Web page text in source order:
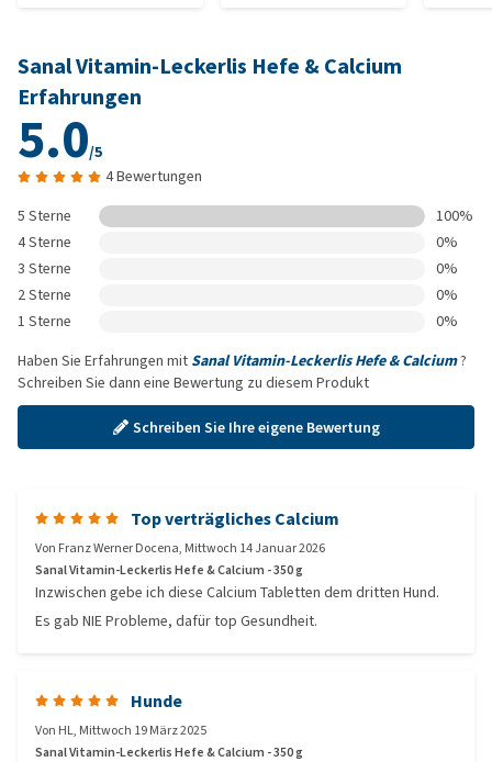
Sanal Vitamin-Leckerlis Hefe & Calcium
Erfahrungen
5.0/5
4 Bewertungen
5 Sterne
100%
4 Sterne
0%
3 Sterne
0%
2 Sterne
0%
1 Sterne
0%
Haben Sie Erfahrungen mit Sanal Vitamin-Leckerlis Hefe & Calcium?
Schreiben Sie dann eine Bewertung zu diesem Produkt
Schreiben Sie Ihre eigene Bewertung
Top verträgliches Calcium
Von Franz Werner Docena, Mittwoch 14 Januar 2026
Sanal Vitamin-Leckerlis Hefe & Calcium - 350 g
Inzwischen gebe ich diese Calcium Tabletten dem dritten Hund.
Es gab NIE Probleme, dafür top Gesundheit.
Hunde
Von HL, Mittwoch 19 März 2025
Sanal Vitamin-Leckerlis Hefe & Calcium - 350 g